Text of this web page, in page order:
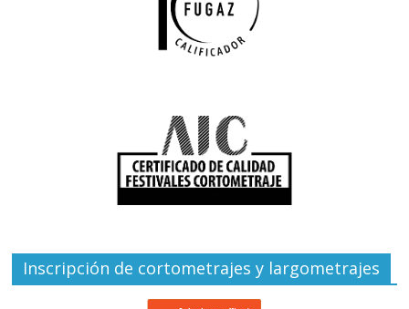
Inscripción de cortometrajes y largometrajes